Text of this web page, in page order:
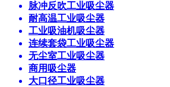
脉冲反吹工业吸尘器
耐高温工业吸尘器
工业吸油机吸尘器
连续套袋工业吸尘器
无尘室工业吸尘器
商用吸尘器
大口径工业吸尘器